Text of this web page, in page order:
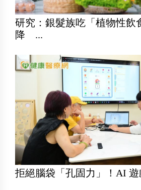
研究：銀髮族吃「植物性飲
降 ...
拒絕腦袋「孔固力」！AI